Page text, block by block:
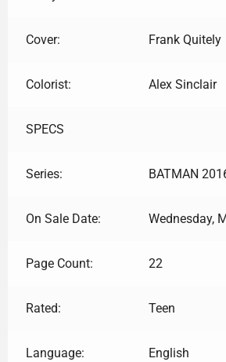
Cover: Frank Quitely
Colorist: Alex Sinclair
SPECS
Series: BATMAN
On Sale Date: Wednesday,
Page Count: 22
Rated: Teen
Language: English